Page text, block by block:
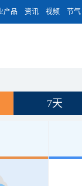
产品 资讯 视频 节气
7天